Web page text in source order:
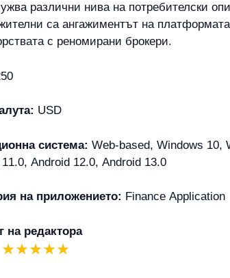
различни нива на потребителски
са ангажиментът на
с реномирани брокери.
USD
система: Web-based, Windows 10,
Android 12.0, Android 13.0
на приложението: Finance Application
на редактора